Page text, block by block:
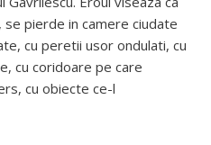
se pierde in camere ciudate
cu peretii usor ondulati, cu
cu coridoare pe care
cu obiecte ce-l